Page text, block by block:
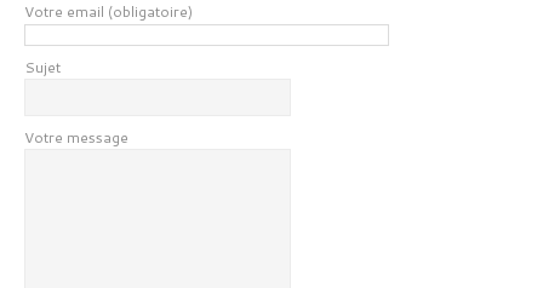
Votre email (obligatoire)
Sujet
Votre message